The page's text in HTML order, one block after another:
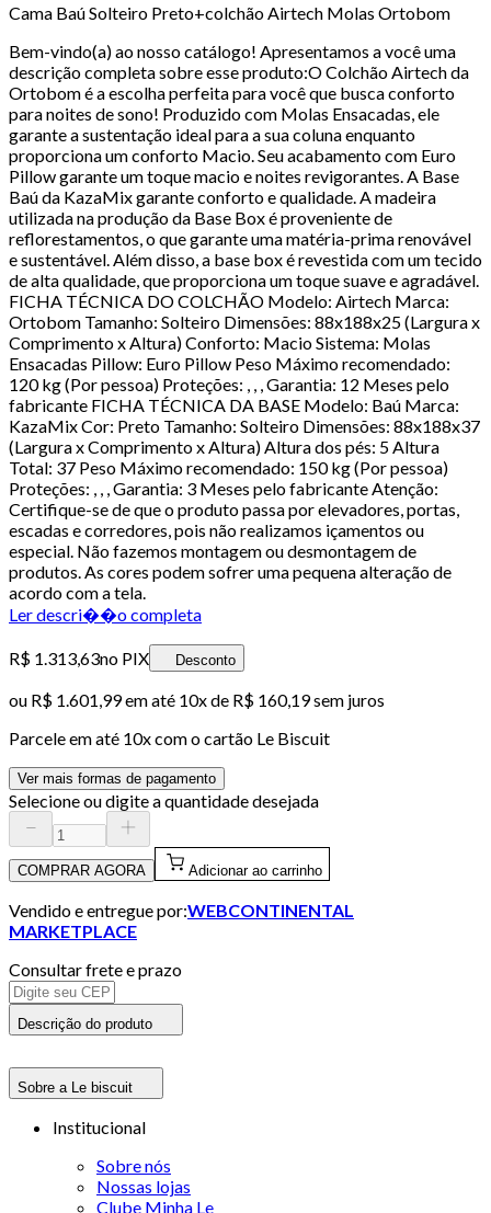
Cama Baú Solteiro Preto+colchão Airtech Molas Ortobom
Bem-vindo(a) ao nosso catálogo! Apresentamos a você uma
descrição completa sobre esse produto:O Colchão Airtech da
Ortobom é a escolha perfeita para você que busca conforto
para noites de sono! Produzido com Molas Ensacadas, ele
garante a sustentação ideal para a sua coluna enquanto
proporciona um conforto Macio. Seu acabamento com Euro
Pillow garante um toque macio e noites revigorantes. A Base
Baú da KazaMix garante conforto e qualidade. A madeira
utilizada na produção da Base Box é proveniente de
reflorestamentos, o que garante uma matéria-prima renovável
e sustentável. Além disso, a base box é revestida com um tecido
de alta qualidade, que proporciona um toque suave e agradável.
FICHA TÉCNICA DO COLCHÃO Modelo: Airtech Marca:
Ortobom Tamanho: Solteiro Dimensões: 88x188x25 (Largura x
Comprimento x Altura) Conforto: Macio Sistema: Molas
Ensacadas Pillow: Euro Pillow Peso Máximo recomendado:
120 kg (Por pessoa) Proteções: , , , Garantia: 12 Meses pelo
fabricante FICHA TÉCNICA DA BASE Modelo: Baú Marca:
KazaMix Cor: Preto Tamanho: Solteiro Dimensões: 88x188x37
(Largura x Comprimento x Altura) Altura dos pés: 5 Altura
Total: 37 Peso Máximo recomendado: 150 kg (Por pessoa)
Proteções: , , , Garantia: 3 Meses pelo fabricante Atenção:
Certifique-se de que o produto passa por elevadores, portas,
escadas e corredores, pois não realizamos içamentos ou
especial. Não fazemos montagem ou desmontagem de
produtos. As cores podem sofrer uma pequena alteração de
acordo com a tela.
Ler descri��o completa
R$ 1.313,63no PIX Desconto
ou R$ 1.601,99em até 10x de R$ 160,19 sem juros
Parcele em até 10x com o cartão Le Biscuit
Ver mais formas de pagamento
Selecione ou digite a quantidade desejada
COMPRAR AGORA Adicionar ao carrinho
Vendido e entregue por:WEBCONTINENTAL
MARKETPLACE
Consultar frete e prazo
Descrição do produto
Sobre a Le biscuit
Institucional
Sobre nós
Nossas lojas
Clube Minha Le